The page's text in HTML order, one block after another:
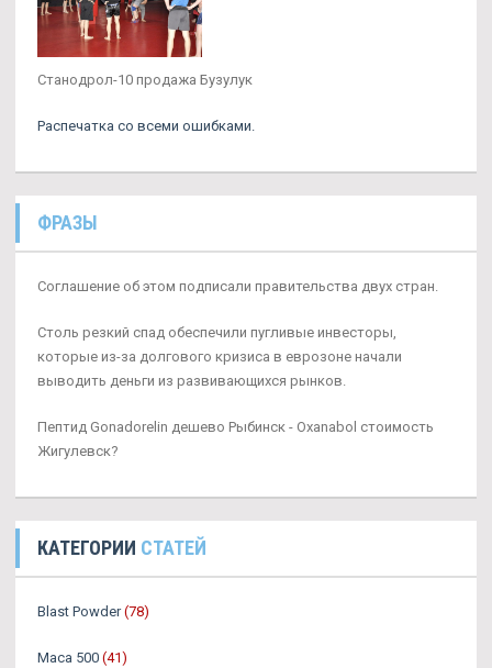
Станодрол-10 продажа Бузулук
Распечатка со всеми ошибками.
ФРАЗЫ
Соглашение об этом подписали правительства двух стран.
Столь резкий спад обеспечили пугливые инвесторы,
которые из-за долгового кризиса в еврозоне начали
выводить деньги из развивающихся рынков.
Пептид Gonadorelin дешево Рыбинск - Oxanabol стоимость
Жигулевск?
КАТЕГОРИИ СТАТЕЙ
Blast Powder (78)
Maca 500 (41)